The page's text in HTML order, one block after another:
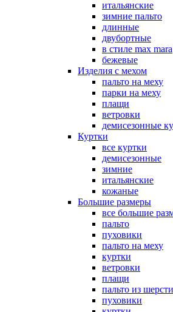
итальянские
зимние пальто
длинные
двубортные
в стиле max mara
бежевые
Изделия с мехом
пальто на меху
парки на меху
плащи
ветровки
демисезонные
Куртки
все куртки
демисезонные
зимние
итальянские
кожаные
Большие размеры
все большие
пальто
пуховики
пальто на меху
куртки
ветровки
плащи
пальто из шерсти
пуховики